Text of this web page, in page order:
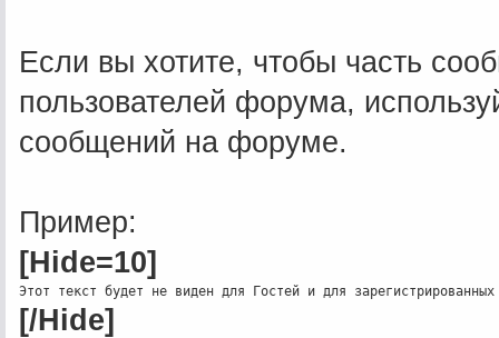
Если вы хотите, чтобы часть
пользователей форума,
сообщений на форуме.
Пример:
[Hide=10]
[/Hide]